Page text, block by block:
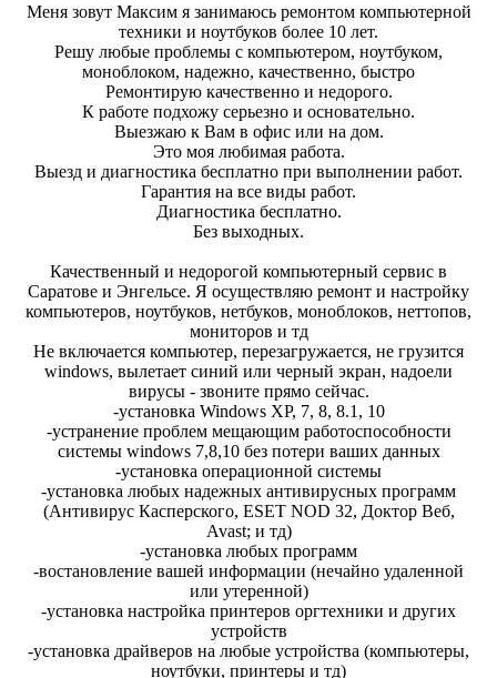
Меня зовут Максим я занимаюсь ремонтом компьютерной
техники и ноутбуков более 10 лет.
Решу любые проблемы с компьютером, ноутбуком,
моноблоком, надежно, качественно, быстро
Ремонтирую качественно и недорого.
К работе подхожу серьезно и основательно.
Выезжаю к Вам в офис или на дом.
Это моя любимая работа.
Выезд и диагностика бесплатно при выполнении работ.
Гарантия на все виды работ.
Диагностика бесплатно.
Без выходных.
Качественный и недорогой компьютерный сервис в
Саратове и Энгельсе. Я осуществляю ремонт и настройку
компьютеров, ноутбуков, нетбуков, моноблоков, неттопов,
мониторов и тд
Не включается компьютер, перезагружается, не грузится
windows, вылетает синий или черный экран, надоели
вирусы - звоните прямо сейчас.
-установка Windows XP, 7, 8, 8.1, 10
-устранение проблем мещающим работоспособности
системы windows 7,8,10 без потери ваших данных
-установка операционной системы
-установка любых надежных антивирусных программ
(Антивирус Касперского, ESET NOD 32, Доктор Веб,
Avast; и тд)
-установка любых программ
-востановление вашей информации (нечайно удаленной
или утеренной)
-установка настройка принтеров оргтехники и других
устройств
-установка драйверов на любые устройства (компьютеры,
ноутбуки, принтеры и тд)